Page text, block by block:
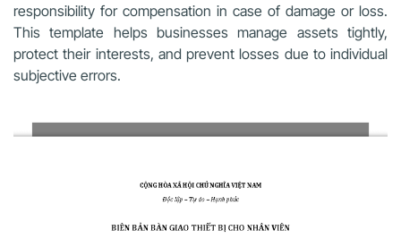
responsibility for compensation in case of damage or loss.
This template helps businesses manage assets tightly,
protect their interests, and prevent losses due to individual
subjective errors.